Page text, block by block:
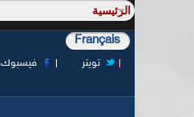
Français
فيسبوك
تويتر